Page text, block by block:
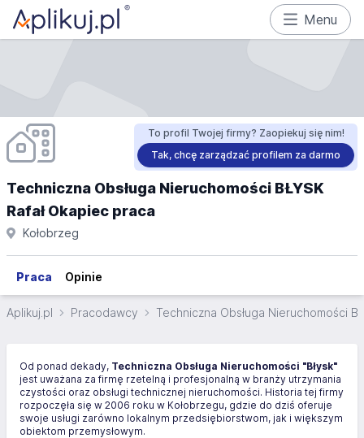
Menu
To profil Twojej firmy? Zaopiekuj się nim!
Tak, chcę zarządzać profilem za darmo
Techniczna Obsługa Nieruchomości BŁYSK
Rafał Okapiec praca
Kołobrzeg
Praca Opinie
Aplikuj.pl Pracodawcy Techniczna Obsługa Nieruchomości
Od ponad dekady, Techniczna Obsługa Nieruchomości "Błysk"
jest uważana za firmę rzetelną i profesjonalną w branży utrzymania
czystości oraz obsługi technicznej nieruchomości. Historia tej firmy
rozpoczęła się w 2006 roku w Kołobrzegu, gdzie do dziś oferuje
swoje usługi zarówno lokalnym przedsiębiorstwom, jak i większym
obiektom przemysłowym.